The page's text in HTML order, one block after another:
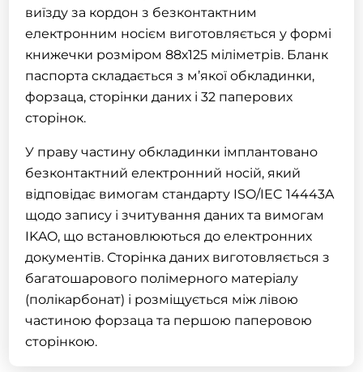
виїзду за кордон з безконтактним
електронним носієм виготовляється у формі
книжечки розміром 88х125 міліметрів. Бланк
паспорта складається з м’якої обкладинки,
форзаца, сторінки даних і 32 паперових
сторінок.
У праву частину обкладинки імплантовано
безконтактний електронний носій, який
відповідає вимогам стандарту ISO/IEC 14443A
щодо запису і зчитування даних та вимогам
IKAO, що встановлюються до електронних
документів. Сторінка даних виготовляється з
багатошарового полімерного матеріалу
(полікарбонат) і розміщується між лівою
частиною форзаца та першою паперовою
сторінкою.